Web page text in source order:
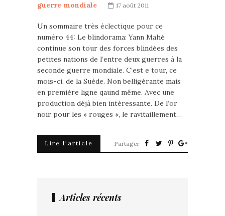
guerre mondiale
17 août 2011
Un sommaire très éclectique pour ce
numéro 44: Le blindorama: Yann Mahé
continue son tour des forces blindées des
petites nations de l’entre deux guerres à la
seconde guerre mondiale. C’est e tour, ce
mois-ci, de la Suède. Non belligérante mais
en première ligne qaund même. Avec une
production déjà bien intéressante. De l’or
noir pour les « rouges », le ravitaillement…
Lire l'article Partager
Articles récents